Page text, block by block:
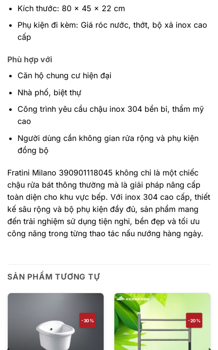
Kích thước: 80 x 45 x 22 cm
Phụ kiện đi kèm: Giá róc nước, thớt, bộ xả inox cao
cấp
Phù hợp với
Căn hộ chung cư hiện đại
Nhà phố, biệt thự
Công trình yêu cầu chậu inox 304 bền bỉ, thẩm mỹ
cao
Người dùng cần không gian rửa rộng và phụ kiện
đồng bộ
Fratini Milano 390901118045 không chỉ là một chiếc
chậu rửa bát thông thường mà là giải pháp nâng cấp
toàn diện cho khu vực bếp. Với inox 304 cao cấp, thiết
kế sâu rộng và bộ phụ kiện đầy đủ, sản phẩm mang
đến trải nghiệm sử dụng tiện nghi, bền đẹp và tối ưu
công năng trong từng thao tác nấu nướng hàng ngày.
SẢN PHẨM TƯƠNG TỰ
-30% -20%